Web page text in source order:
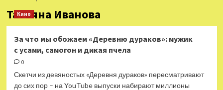
Татьяна Иванова
Кино
За что мы обожаем «Деревню дураков»: мужик
с усами, самогон и дикая пчела
0
Скетчи из девяностых «Деревня дураков» пересматривают
до сих пор – на YouTube выпуски набирают миллионы